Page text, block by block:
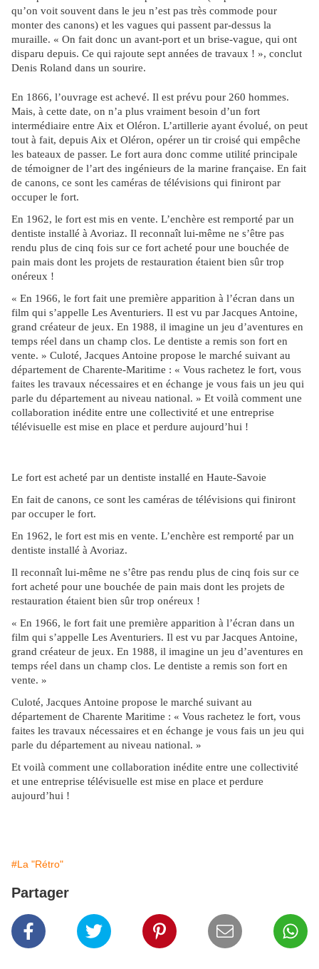
qu’on voit souvent dans le jeu n’est pas très commode pour
monter des canons) et les vagues qui passent par-dessus la
muraille. « On fait donc un avant-port et un brise-vague, qui ont
disparu depuis. Ce qui rajoute sept années de travaux ! », conclut
Denis Roland dans un sourire.
En 1866, l’ouvrage est achevé. Il est prévu pour 260 hommes.
Mais, à cette date, on n’a plus vraiment besoin d’un fort
intermédiaire entre Aix et Oléron. L’artillerie ayant évolué, on peut
tout à fait, depuis Aix et Oléron, opérer un tir croisé qui empêche
les bateaux de passer. Le fort aura donc comme utilité principale
de témoigner de l’art des ingénieurs de la marine française. En fait
de canons, ce sont les caméras de télévisions qui finiront par
occuper le fort.
En 1962, le fort est mis en vente. L’enchère est remporté par un
dentiste installé à Avoriaz. Il reconnaît lui-même ne s’être pas
rendu plus de cinq fois sur ce fort acheté pour une bouchée de
pain mais dont les projets de restauration étaient bien sûr trop
onéreux !
« En 1966, le fort fait une première apparition à l’écran dans un
film qui s’appelle Les Aventuriers. Il est vu par Jacques Antoine,
grand créateur de jeux. En 1988, il imagine un jeu d’aventures en
temps réel dans un champ clos. Le dentiste a remis son fort en
vente. » Culoté, Jacques Antoine propose le marché suivant au
département de Charente-Maritime : « Vous rachetez le fort, vous
faites les travaux nécessaires et en échange je vous fais un jeu qui
parle du département au niveau national. » Et voilà comment une
collaboration inédite entre une collectivité et une entreprise
télévisuelle est mise en place et perdure aujourd’hui !
Le fort est acheté par un dentiste installé en Haute-Savoie
En fait de canons, ce sont les caméras de télévisions qui finiront
par occuper le fort.
En 1962, le fort est mis en vente. L’enchère est remporté par un
dentiste installé à Avoriaz.
Il reconnaît lui-même ne s’être pas rendu plus de cinq fois sur ce
fort acheté pour une bouchée de pain mais dont les projets de
restauration étaient bien sûr trop onéreux !
« En 1966, le fort fait une première apparition à l’écran dans un
film qui s’appelle Les Aventuriers. Il est vu par Jacques Antoine,
grand créateur de jeux. En 1988, il imagine un jeu d’aventures en
temps réel dans un champ clos. Le dentiste a remis son fort en
vente. »
Culoté, Jacques Antoine propose le marché suivant au
département de Charente Maritime : « Vous rachetez le fort, vous
faites les travaux nécessaires et en échange je vous fais un jeu qui
parle du département au niveau national. »
Et voilà comment une collaboration inédite entre une collectivité
et une entreprise télévisuelle est mise en place et perdure
aujourd’hui !
#La "Rétro"
Partager